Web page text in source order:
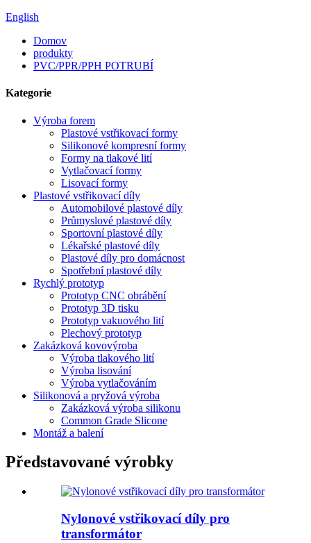
English
Domov
produkty
PVC/PPR/PPH POTRUBÍ
Kategorie
Výroba forem
Plastové vstřikovací formy
Silikonové kompresní formy
Formy na tlakové lití
Vytlačovací formy
Lisovací formy
Plastové vstřikovací díly
Automobilové plastové díly
Průmyslové plastové díly
Sportovní plastové díly
Lékařské plastové díly
Plastové díly pro domácnost
Spotřební plastové díly
Rychlý prototyp
Prototyp CNC obrábění
Prototyp 3D tisku
Prototyp vakuového lití
Plechový prototyp
Zakázková kovovýroba
Výroba tlakového lití
Výroba lisování
Výroba vytlačováním
Silikonová a pryžová výroba
Zakázková výroba silikonu
Common Grade Slicone
Montáž a balení
Představované výrobky
Nylonové vstřikovací díly pro
transformátor